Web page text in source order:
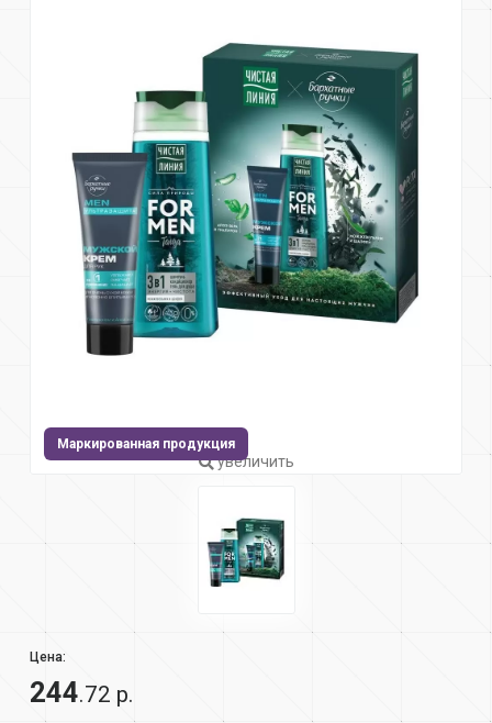
увеличить
Маркированная продукция
Цена:
244.72 р.